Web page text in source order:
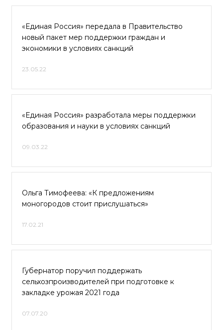
«Единая Россия» передала в Правительство
новый пакет мер поддержки граждан и
экономики в условиях санкций
23.05.22
«Единая Россия» разработала меры поддержки
образования и науки в условиях санкций
09.03.22
Ольга Тимофеева: «К предложениям
моногородов стоит прислушаться»
17.02.21
Губернатор поручил поддержать
сельхозпроизводителей при подготовке к
закладке урожая 2021 года
07.07.20